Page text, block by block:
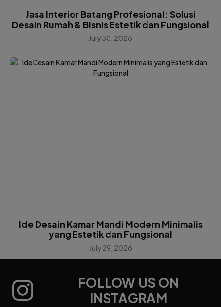
Jasa Interior Batang Profesional: Solusi
Desain Rumah & Bisnis Estetik dan Fungsional
July 30, 2026
Ide Desain Kamar Mandi Modern Minimalis
yang Estetik dan Fungsional
July 29, 2026
FOLLOW US ON
INSTAGRAM